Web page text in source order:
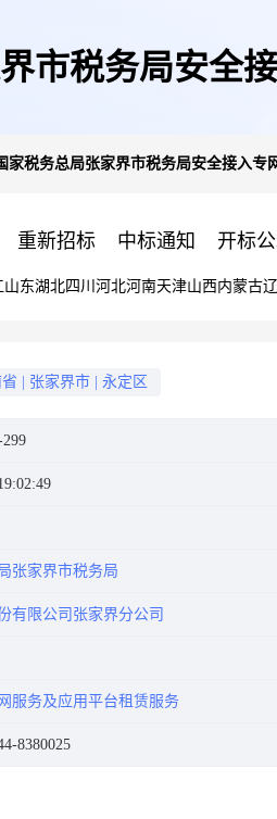
市税务局安全
家税务总局张家界市税务局安全接入
重新招标 中标通知 开标
山东湖北四川 河北河南天津山西内蒙古
张家界市 永定区
张家界市税务局
有限公司张家界分公司
服务及应用平台租赁服务
8380025